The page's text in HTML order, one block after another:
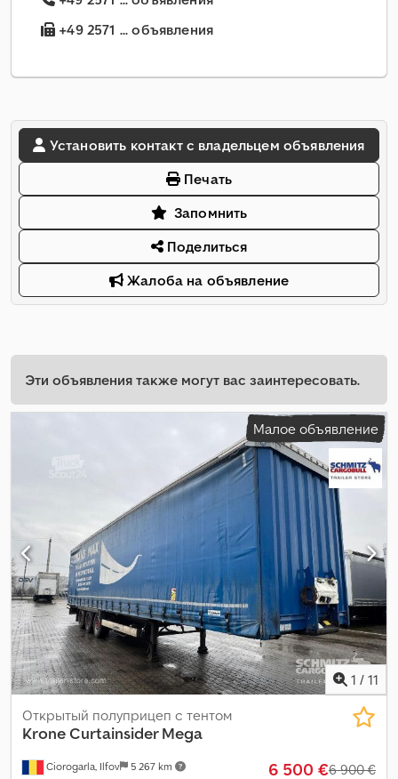
+49 2571 ... объявления
Установить контакт с владельцем объявления
Печать
Запомнить
Поделиться
Жалоба на объявление
Эти объявления также могут вас заинтересовать.
Малое объявление
1 / 11
Ciorogarla, Ilfov 5 267 km
Открытый полуприцеп с тентом
KroneCurtainsider Mega
6 500 €6 900 €